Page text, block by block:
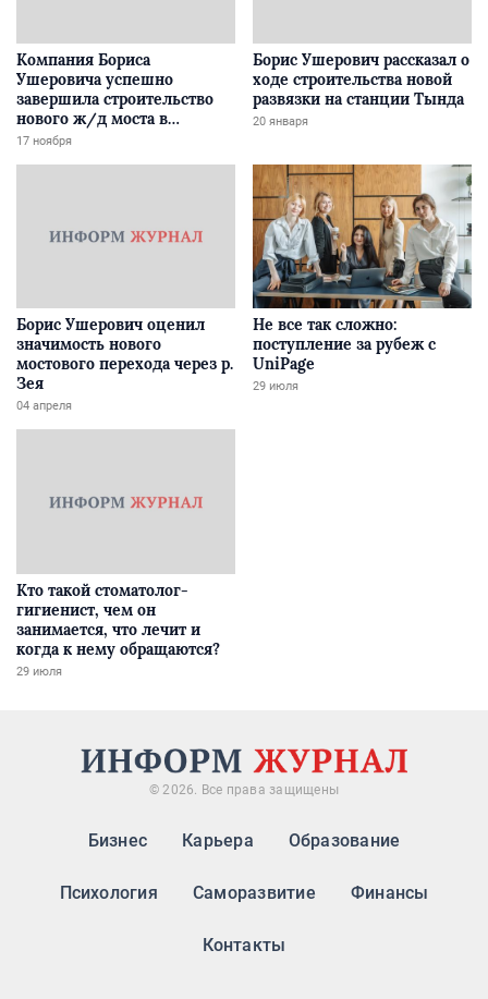
Компания Бориса
Ушеровича успешно
завершила строительство
нового ж/д моста в
Забайкалье
17 ноября
Борис Ушерович рассказал о
ходе строительства новой
развязки на станции Тында
20 января
Борис Ушерович оценил
значимость нового
мостового перехода через р.
Зея
04 апреля
Не все так сложно:
поступление за рубеж с
UniPage
29 июля
Кто такой стоматолог-
гигиенист, чем он
занимается, что лечит и
когда к нему обращаются?
29 июля
© 2026. Все права защищены
Бизнес Карьера Образование
Психология Саморазвитие Финансы
Контакты